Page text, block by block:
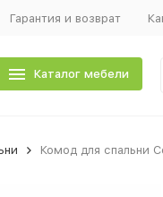
Гарантия и возврат
Каталог мебели
Комод для спальни